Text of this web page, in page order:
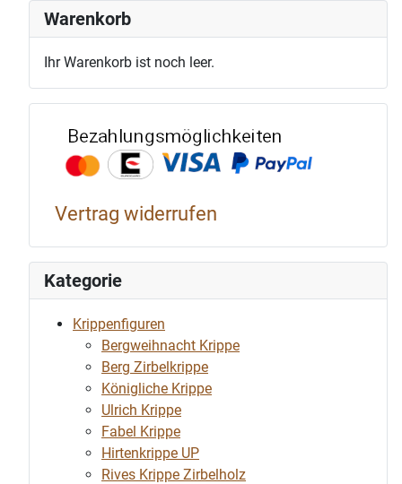
Warenkorb
Ihr Warenkorb ist noch leer.
Vertrag widerrufen
Kategorie
Krippenfiguren
Bergweihnacht Krippe
Berg Zirbelkrippe
Königliche Krippe
Ulrich Krippe
Fabel Krippe
Hirtenkrippe UP
Rives Krippe Zirbelholz